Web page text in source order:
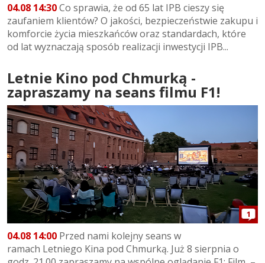
04.08 14:30Co sprawia, że od 65 lat IPB cieszy się
zaufaniem klientów? O jakości, bezpieczeństwie zakupu i
komforcie życia mieszkańców oraz standardach, które
od lat wyznaczają sposób realizacji inwestycji IPB...
Letnie Kino pod Chmurką -
zapraszamy na seans filmu F1!
1
04.08 14:00 Przed nami kolejny seans w
ramach Letniego Kina pod Chmurką. Już 8 sierpnia o